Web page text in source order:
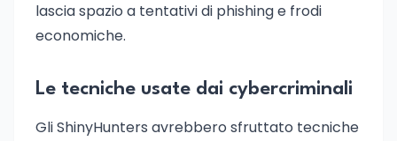
lascia spazio a tentativi di phishing e frodi
economiche.
Le tecniche usate dai cybercriminali
Gli ShinyHunters avrebbero sfruttato tecniche